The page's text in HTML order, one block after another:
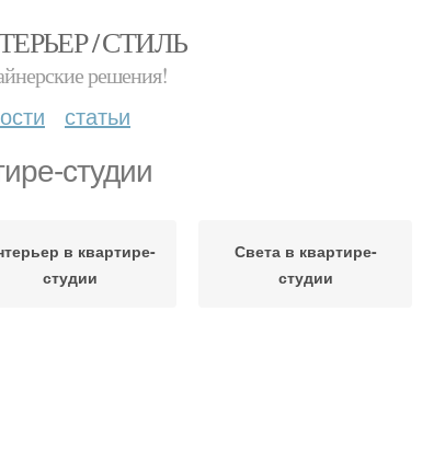
/ СТИЛЬ
решения!
статьи
студии
в квартире-
студии
Света в квартире-
студии